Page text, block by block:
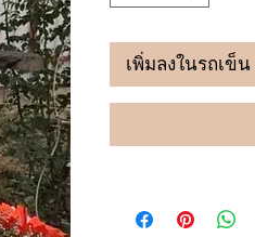
เพิ่มลงในรถเข็น